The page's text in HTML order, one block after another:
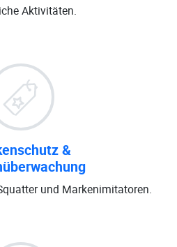
Aktivitäten.
&
und Markenimitatoren.